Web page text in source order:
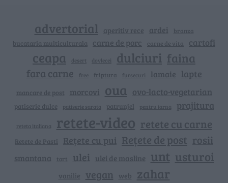
advertorial aperitiv rece ardei branza
bucataria multiculturala carne de porc carne de vita cartofi
ceapa desert dovlecei dulciuri faina
fara carne free friptura fursecuri lamaie lapte
mancare de post morcovi oua ovo-lacto-vegetarian
patiserie dulce patiserie sarata patrunjel pentru iarna prajitura
reteta italiana retete-video retete cu carne
Retete de Pasti Rețete cu pui Rețete de post rosii
smantana tort ulei ulei de masline unt usturoi
vanilie vegan web zahar